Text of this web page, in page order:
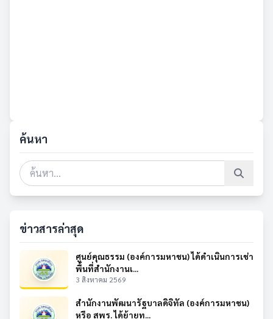
ค้นหา
ข่าวสารล่าสุด
ศูนย์คุณธรรม (องค์การมหาชน) ได้ดำเนินการเช่า
พื้นที่สำนักงานเ...
3 สิงหาคม 2569
สำนักงานพัฒนารัฐบาลดิจิทัล (องค์การมหาชน)
หรือ สพร. ได้ย้ายท...